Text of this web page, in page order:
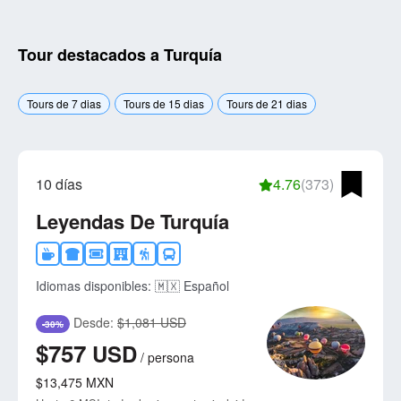
Tour destacados a Turquía
Tours de 7 dias Tours de 15 dias Tours de 21 dias
10 días 4.76(373)
Leyendas De Turquía
Idiomas disponibles: 🇲🇽 Español
-30% Desde: $1,081 USD
$757 USD / persona
$13,475 MXN